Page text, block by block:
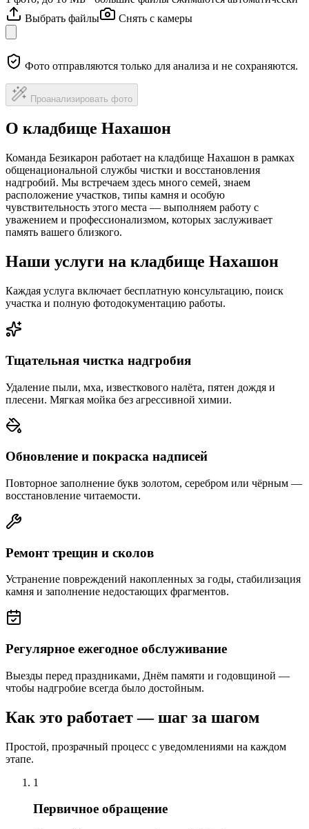
Выбрать файлы
Снять с камеры
Фото отправляются только для анализа и не сохраняются.
Проанализировать фото
О кладбище Нахашон
Команда Безикарон работает на кладбище Нахашон в рамках
общенациональной службы чистки и восстановления
надгробий. Мы встречаем здесь много семей, знаем
расположение участков, типы камня и особую
чувствительность этого места — выполняем работу с
уважением и профессионализмом, которых заслуживает
память вашего близкого.
Наши услуги на кладбище Нахашон
Каждая услуга включает бесплатную консультацию, поиск
участка и полную фотодокументацию работы.
Тщательная чистка надгробия
Удаление пыли, мха, известкового налёта, пятен дождя и
плесени. Мягкая мойка без агрессивной химии.
Обновление и покраска надписей
Повторное заполнение букв золотом, серебром или чёрным —
восстановление читаемости.
Ремонт трещин и сколов
Устранение повреждений накопленных за годы, стабилизация
камня и заполнение недостающих фрагментов.
Регулярное ежегодное обслуживание
Выезды перед праздниками, Днём памяти и годовщиной —
чтобы надгробие всегда было достойным.
Как это работает — шаг за шагом
Простой, прозрачный процесс с уведомлениями на каждом
этапе.
1
Первичное обращение